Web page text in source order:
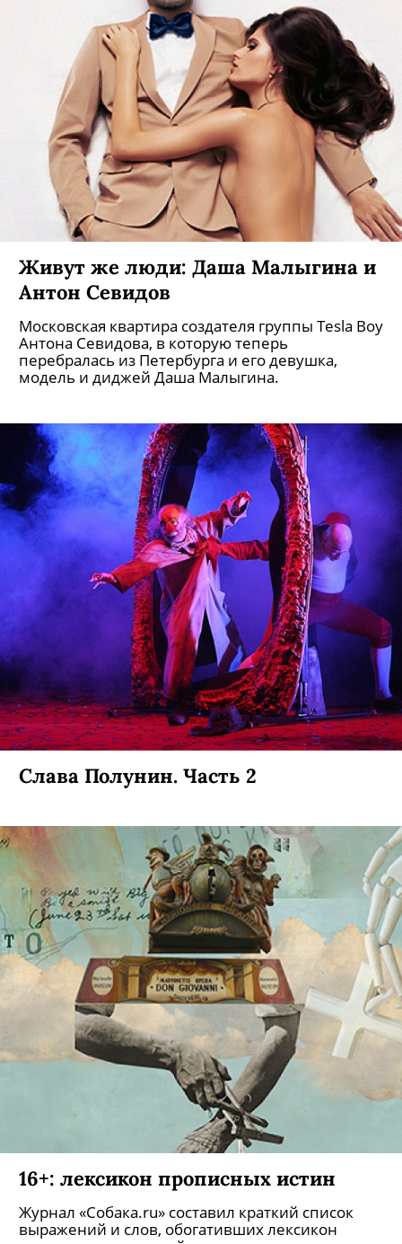
Слава Полунин. Часть 3
«В 2007 в Петербурге проводились выборы
короля карнавала. Большинством голосов
выбрали меня»
Живут же люди: Даша Малыгина и
Антон Севидов
Московская квартира создателя группы Tesla Boy
Антона Севидова, в которую теперь
перебралась из Петербурга и его девушка,
модель и диджей Даша Малыгина.
Слава Полунин. Часть 2